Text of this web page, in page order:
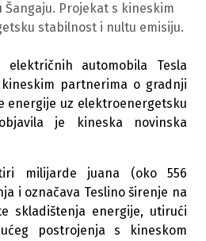
Projekat s kineskim
stabilnost i nultu emisiju.
električnih automobila Tesla
partnerima o gradnji
energije uz elektroenergetsku
je kineska novinska
milijarde juana (oko 556
i označava Teslino širenje na
skladištenja energije, utirući
postrojenja s kineskom